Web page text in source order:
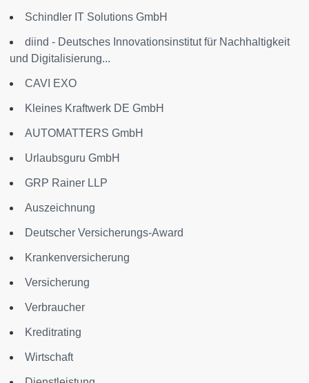
Schindler IT Solutions GmbH
diind - Deutsches Innovationsinstitut für Nachhaltigkeit
und Digitalisierung...
CAVI EXO
Kleines Kraftwerk DE GmbH
AUTOMATTERS GmbH
Urlaubsguru GmbH
GRP Rainer LLP
Auszeichnung
Deutscher Versicherungs-Award
Krankenversicherung
Versicherung
Verbraucher
Kreditrating
Wirtschaft